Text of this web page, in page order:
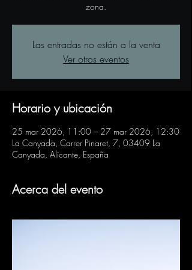
zona.
Las entradas no están a la venta
Ver otros eventos
Horario y ubicación
25 mar 2026, 11:00 – 27 mar 2026, 12:30
La Canyada, Carrer Pinaret, 7, 03409 La
Canyada, Alicante, España
Acerca del evento